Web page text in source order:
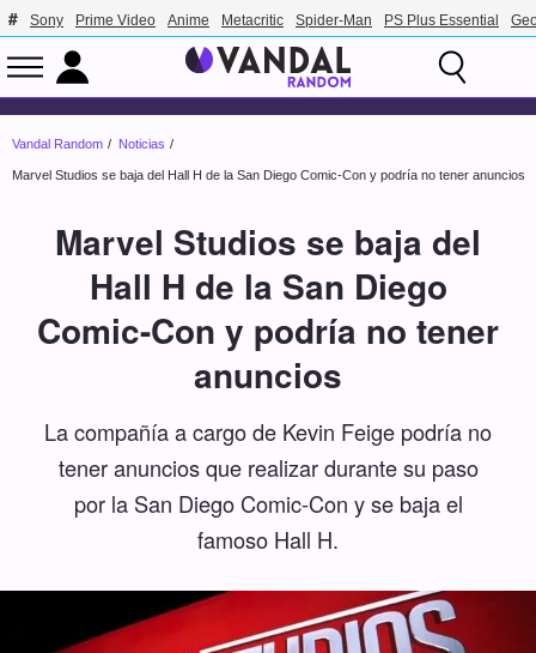
Sony Prime Video Anime Metacritic Spider-Man PS Plus Essential
Vandal Random Noticias
Marvel Studios se baja del Hall H de la San Diego Comic-Con y podría no tener anuncios
Marvel Studios se baja del
Hall H de la San Diego
Comic-Con y podría no tener
anuncios
La compañía a cargo de Kevin Feige podría no
tener anuncios que realizar durante su paso
por la San Diego Comic-Con y se baja el
famoso Hall H.